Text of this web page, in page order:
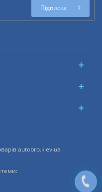
Підписка
autobro.kiev.ua